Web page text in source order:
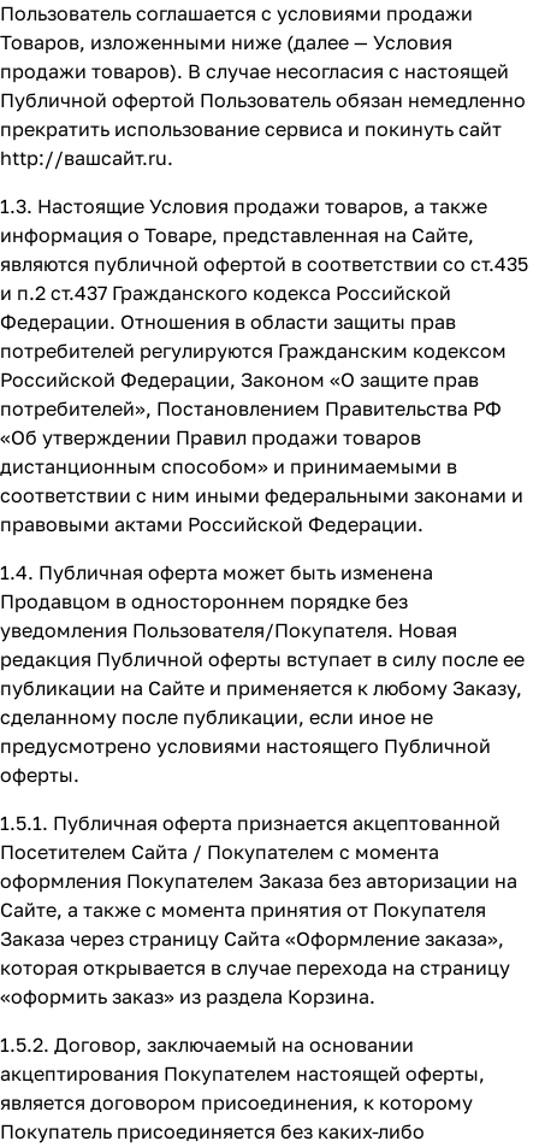
Пользователь соглашается с условиями продажи
Товаров, изложенными ниже (далее — Условия
продажи товаров). В случае несогласия с настоящей
Публичной офертой Пользователь обязан немедленно
прекратить использование сервиса и покинуть сайт
http://вашсайт.ru.
1.3. Настоящие Условия продажи товаров, а также
информация о Товаре, представленная на Сайте,
являются публичной офертой в соответствии со ст.435
и п.2 ст.437 Гражданского кодекса Российской
Федерации. Отношения в области защиты прав
потребителей регулируются Гражданским кодексом
Российской Федерации, Законом «О защите прав
потребителей», Постановлением Правительства РФ
«Об утверждении Правил продажи товаров
дистанционным способом» и принимаемыми в
соответствии с ним иными федеральными законами и
правовыми актами Российской Федерации.
1.4. Публичная оферта может быть изменена
Продавцом в одностороннем порядке без
уведомления Пользователя/Покупателя. Новая
редакция Публичной оферты вступает в силу после ее
публикации на Сайте и применяется к любому Заказу,
сделанному после публикации, если иное не
предусмотрено условиями настоящего Публичной
оферты.
1.5.1. Публичная оферта признается акцептованной
Посетителем Сайта / Покупателем с момента
оформления Покупателем Заказа без авторизации на
Сайте, а также с момента принятия от Покупателя
Заказа через страницу Сайта «Оформление заказа»,
которая открывается в случае перехода на страницу
«оформить заказ» из раздела Корзина.
1.5.2. Договор, заключаемый на основании
акцептирования Покупателем настоящей оферты,
является договором присоединения, к которому
Покупатель присоединяется без каких-либо